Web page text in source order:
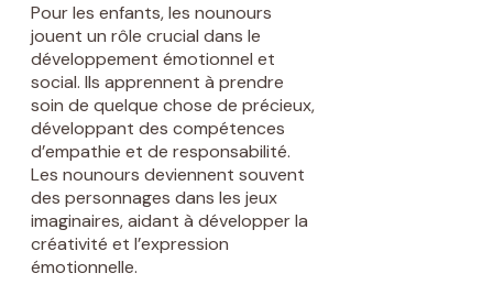
Pour les enfants, les nounours
jouent un rôle crucial dans le
développement émotionnel et
social. Ils apprennent à prendre
soin de quelque chose de précieux,
développant des compétences
d’empathie et de responsabilité.
Les nounours deviennent souvent
des personnages dans les jeux
imaginaires, aidant à développer la
créativité et l’expression
émotionnelle.